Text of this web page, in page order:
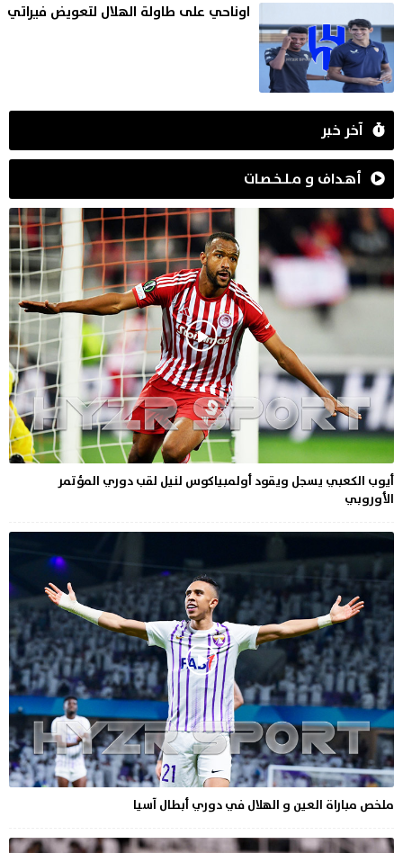
اوناحي على طاولة الهلال لتعويض فيراتي
آخر خبر
أهـداف و مـلـخـصـات
أيوب الكعبي يسجل ويقود أولمبياكوس لنيل لقب دوري المؤتمر
الأوروبي
ملخص مباراة العين و الهلال في دوري أبطال آسيا